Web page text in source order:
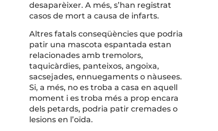
desaparèixer. A més, s’han registrat
casos de mort a causa de infarts.
Altres fatals conseqüències que podria
patir una mascota espantada estan
relacionades amb tremolors,
taquicàrdies, panteixos, angoixa,
sacsejades, ennuegaments o nàusees.
Si, a més, no es troba a casa en aquell
moment i es troba més a prop encara
dels petards, podria patir cremades o
lesions en l’oïda.